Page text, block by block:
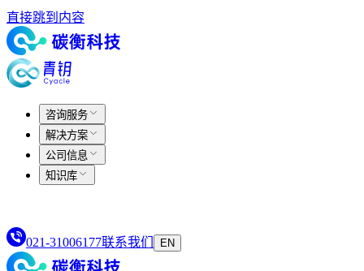
直接跳到内容
咨询服务
解决方案
公司信息
知识库
021-31006177联系我们 EN